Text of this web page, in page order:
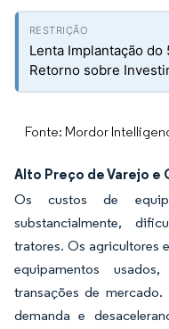
Lenta Implantação
Retorno sobre
Fonte: Mordor
Alto Preço de Varejo e
Os custos de
substancialmente,
tratores. Os agricultores
equipamentos
transações de
demanda e